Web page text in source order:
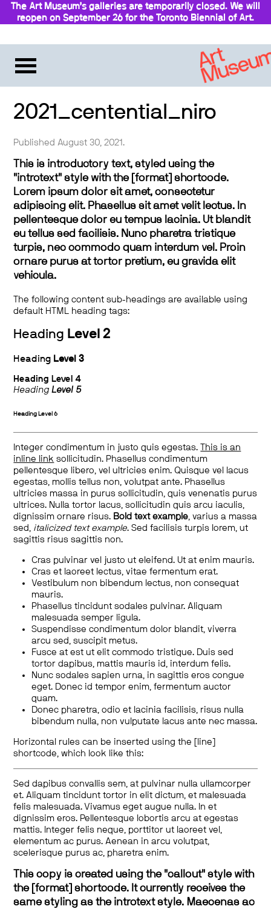
The Art Museum’s galleries are temporarily closed. We will
reopen on September 26 for the Toronto Biennial of Art.
2021_centential_niro
Published August 30, 2021.
This is introductory text, styled using the
"introtext" style with the [format] shortcode.
Lorem ipsum dolor sit amet, consectetur
adipiscing elit. Phasellus sit amet velit lectus. In
pellentesque dolor eu tempus lacinia. Ut blandit
eu tellus sed facilisis. Nunc pharetra tristique
turpis, nec commodo quam interdum vel. Proin
ornare purus at tortor pretium, eu gravida elit
vehicula.
The following content sub-headings are available using
default HTML heading tags:
Heading Level 2
Heading Level 3
Heading Level 4
HeadingLevel 5
Heading Level 6
Integer condimentum in justo quis egestas.
This is an
inline link sollicitudin. Phasellus condimentum
pellentesque libero, vel ultricies enim. Quisque vel lacus
egestas, mollis tellus non, volutpat ante. Phasellus
ultricies massa in purus sollicitudin, quis venenatis purus
ultrices. Nulla tortor lacus, sollicitudin quis arcu iaculis,
dignissim ornare risus. Bold text example, varius a massa
sed, italicized text example. Sed facilisis turpis lorem, ut
sagittis risus sagittis non.
Cras pulvinar vel justo ut eleifend. Ut at enim mauris.
Cras et laoreet lectus, vitae fermentum erat.
Vestibulum non bibendum lectus, non consequat
mauris.
Phasellus tincidunt sodales pulvinar. Aliquam
malesuada semper ligula.
Suspendisse condimentum dolor blandit, viverra
arcu sed, suscipit metus.
Fusce at est ut elit commodo tristique. Duis sed
tortor dapibus, mattis mauris id, interdum felis.
Nunc sodales sapien urna, in sagittis eros congue
eget. Donec id tempor enim, fermentum auctor
quam.
Donec pharetra, odio et lacinia facilisis, risus nulla
bibendum nulla, non vulputate lacus ante nec massa.
Horizontal rules can be inserted using the [line]
shortcode, which look like this:
Sed dapibus convallis sem, at pulvinar nulla ullamcorper
et. Aliquam tincidunt tortor in elit dictum, et malesuada
felis malesuada. Vivamus eget augue nulla. In et
dignissim eros. Pellentesque lobortis arcu at egestas
mattis. Integer felis neque, porttitor ut laoreet vel,
elementum ac purus. Aenean in arcu volutpat,
scelerisque purus ac, pharetra enim.
This copy is created using the "callout" style with
the [format] shortcode. It currently receives the
same styling as the introtext style. Maecenas ac